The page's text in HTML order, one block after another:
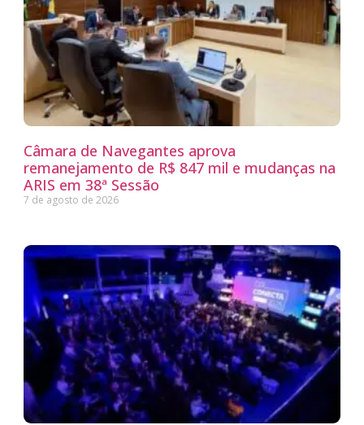
Câmara de Navegantes aprova
remanejamento de R$ 847 mil e mudanças na
ARIS em 38ª Sessão
7 de agosto de 2026